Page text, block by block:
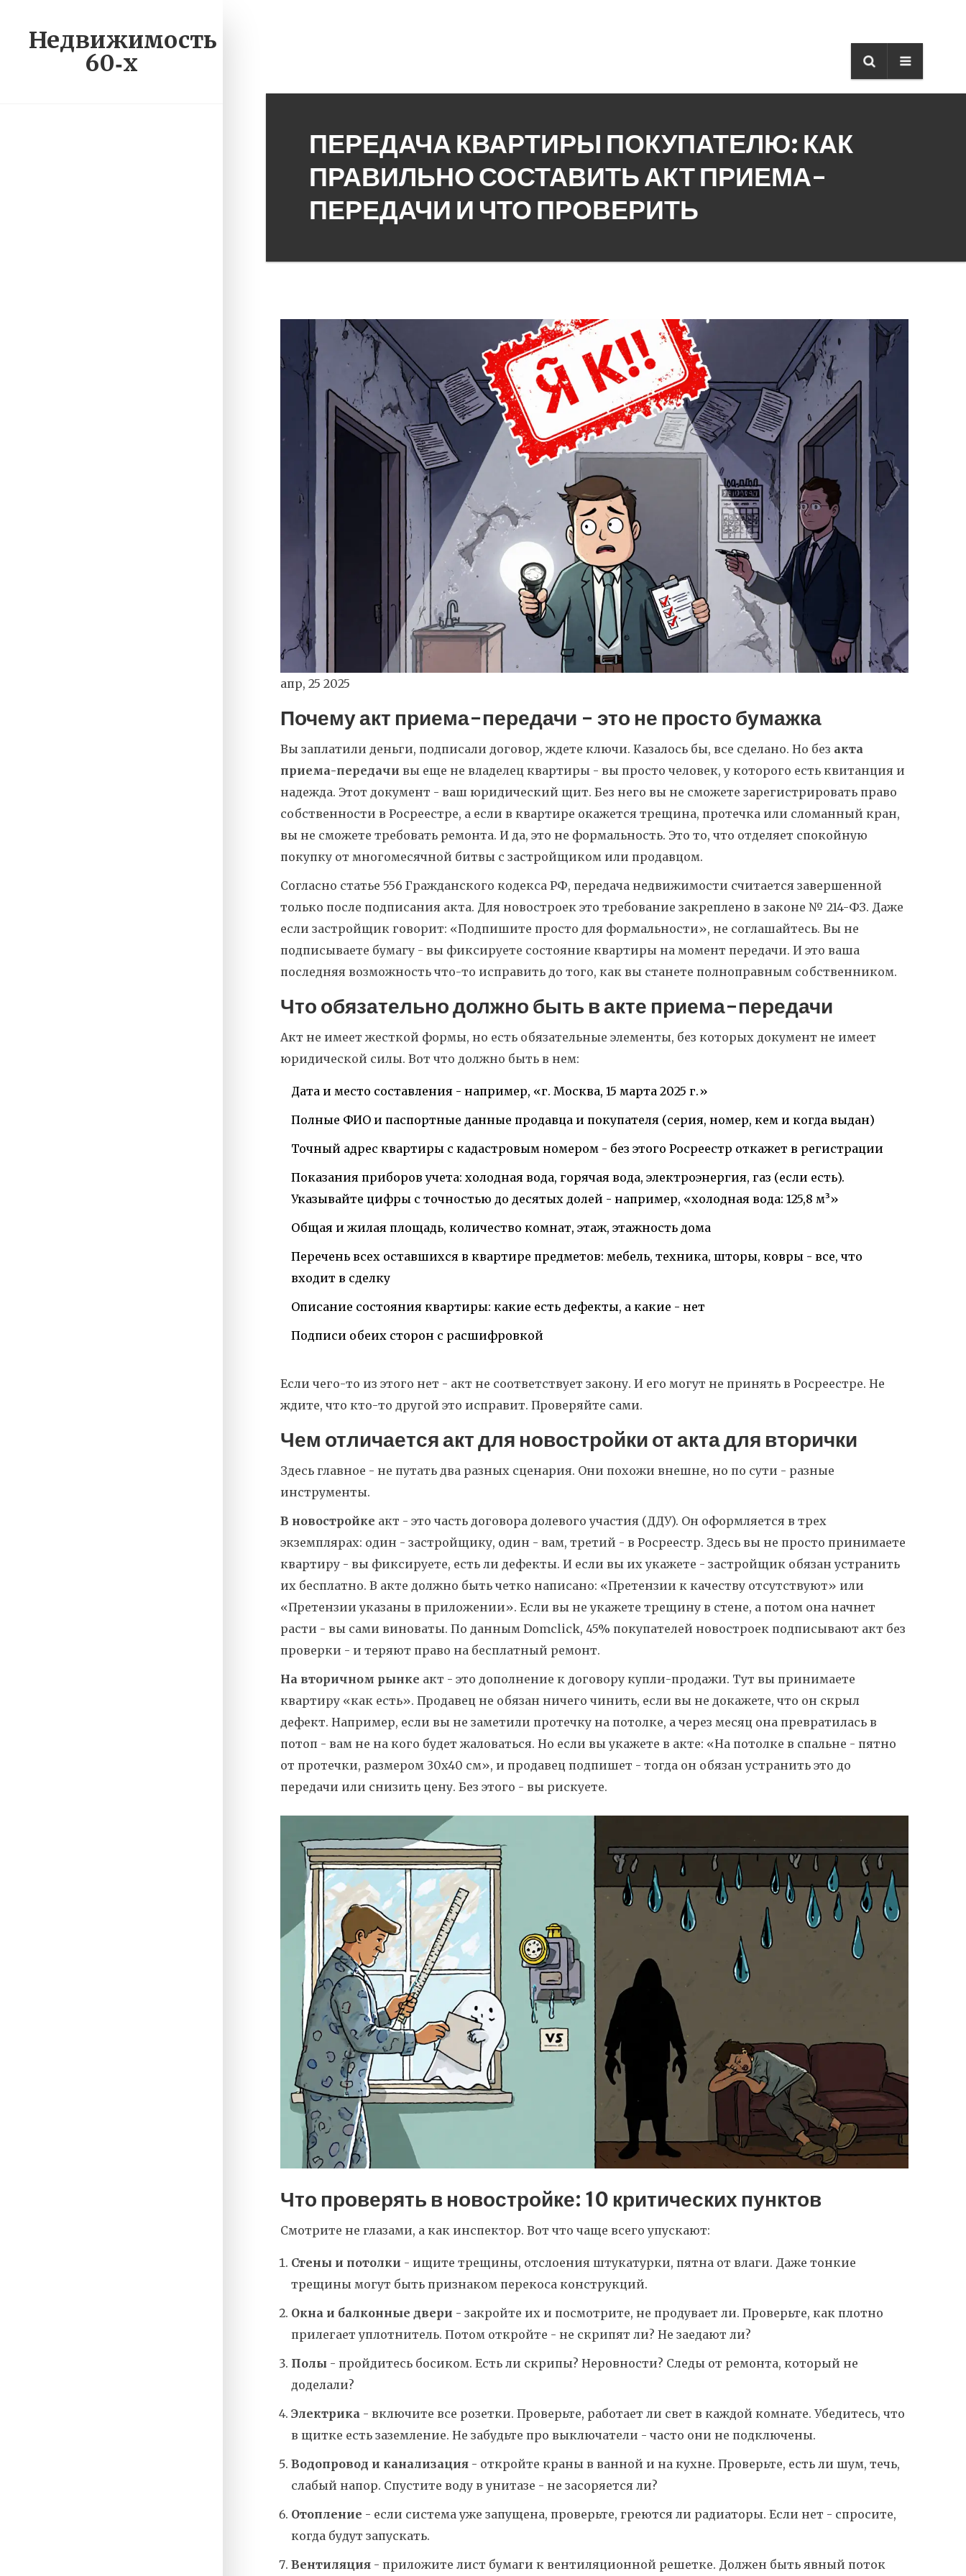
Недвижимость
60‑х
ПЕРЕДАЧА КВАРТИРЫ ПОКУПАТЕЛЮ: КАК
ПРАВИЛЬНО СОСТАВИТЬ АКТ ПРИЕМА-
ПЕРЕДАЧИ И ЧТО ПРОВЕРИТЬ
апр, 25 2025
Почему акт приема-передачи - это не просто бумажка
Вы заплатили деньги, подписали договор, ждете ключи. Казалось бы, все сделано. Но без акта
приема-передачи вы еще не владелец квартиры - вы просто человек, у которого есть квитанция и
надежда. Этот документ - ваш юридический щит. Без него вы не сможете зарегистрировать право
собственности в Росреестре, а если в квартире окажется трещина, протечка или сломанный кран,
вы не сможете требовать ремонта. И да, это не формальность. Это то, что отделяет спокойную
покупку от многомесячной битвы с застройщиком или продавцом.
Согласно статье 556 Гражданского кодекса РФ, передача недвижимости считается завершенной
только после подписания акта. Для новостроек это требование закреплено в законе № 214-ФЗ. Даже
если застройщик говорит: «Подпишите просто для формальности», не соглашайтесь. Вы не
подписываете бумагу - вы фиксируете состояние квартиры на момент передачи. И это ваша
последняя возможность что-то исправить до того, как вы станете полноправным собственником.
Что обязательно должно быть в акте приема-передачи
Акт не имеет жесткой формы, но есть обязательные элементы, без которых документ не имеет
юридической силы. Вот что должно быть в нем:
Дата и место составления - например, «г. Москва, 15 марта 2025 г.»
Полные ФИО и паспортные данные продавца и покупателя (серия, номер, кем и когда выдан)
Точный адрес квартиры с кадастровым номером - без этого Росреестр откажет в регистрации
Показания приборов учета: холодная вода, горячая вода, электроэнергия, газ (если есть).
Указывайте цифры с точностью до десятых долей - например, «холодная вода: 125,8 м³»
Общая и жилая площадь, количество комнат, этаж, этажность дома
Перечень всех оставшихся в квартире предметов: мебель, техника, шторы, ковры - все, что
входит в сделку
Описание состояния квартиры: какие есть дефекты, а какие - нет
Подписи обеих сторон с расшифровкой
Если чего-то из этого нет - акт не соответствует закону. И его могут не принять в Росреестре. Не
ждите, что кто-то другой это исправит. Проверяйте сами.
Чем отличается акт для новостройки от акта для вторички
Здесь главное - не путать два разных сценария. Они похожи внешне, но по сути - разные
инструменты.
В новостройке акт - это часть договора долевого участия (ДДУ). Он оформляется в трех
экземплярах: один - застройщику, один - вам, третий - в Росреестр. Здесь вы не просто принимаете
квартиру - вы фиксируете, есть ли дефекты. И если вы их укажете - застройщик обязан устранить
их бесплатно. В акте должно быть четко написано: «Претензии к качеству отсутствуют» или
«Претензии указаны в приложении». Если вы не укажете трещину в стене, а потом она начнет
расти - вы сами виноваты. По данным Domclick, 45% покупателей новостроек подписывают акт без
проверки - и теряют право на бесплатный ремонт.
На вторичном рынке акт - это дополнение к договору купли-продажи. Тут вы принимаете
квартиру «как есть». Продавец не обязан ничего чинить, если вы не докажете, что он скрыл
дефект. Например, если вы не заметили протечку на потолке, а через месяц она превратилась в
потоп - вам не на кого будет жаловаться. Но если вы укажете в акте: «На потолке в спальне - пятно
от протечки, размером 30x40 см», и продавец подпишет - тогда он обязан устранить это до
передачи или снизить цену. Без этого - вы рискуете.
Что проверять в новостройке: 10 критических пунктов
Смотрите не глазами, а как инспектор. Вот что чаще всего упускают:
Стены и потолки - ищите трещины, отслоения штукатурки, пятна от влаги. Даже тонкие
трещины могут быть признаком перекоса конструкций.
Окна и балконные двери - закройте их и посмотрите, не продувает ли. Проверьте, как плотно
прилегает уплотнитель. Потом откройте - не скрипят ли? Не заедают ли?
Полы - пройдитесь босиком. Есть ли скрипы? Неровности? Следы от ремонта, который не
доделали?
Электрика - включите все розетки. Проверьте, работает ли свет в каждой комнате. Убедитесь, что
в щитке есть заземление. Не забудьте про выключатели - часто они не подключены.
Водопровод и канализация - откройте краны в ванной и на кухне. Проверьте, есть ли шум, течь,
слабый напор. Спустите воду в унитазе - не засоряется ли?
Отопление - если система уже запущена, проверьте, греются ли радиаторы. Если нет - спросите,
когда будут запускать.
Вентиляция - приложите лист бумаги к вентиляционной решетке. Должен быть явный поток